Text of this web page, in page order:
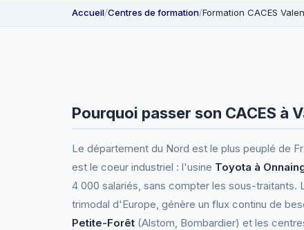
Accueil/Centres de formation/Formation CACES
Pourquoi passer son CACES à
Le département du Nord est le plus peuplé de
est le coeur industriel : l'usine Toyota à
4 000 salariés, sans compter les sous-traitants.
trimodal d'Europe, génère un flux continu de
Petite-Forêt (Alstom, Bombardier) et les